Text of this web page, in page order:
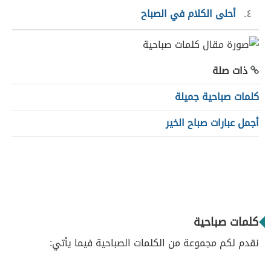
٤ أحلى الكلام في الصباح
ذات صلة
كلمات صباحية جميلة
أجمل عبارات صباح الخير
كلمات صباحية
نقدم لكم مجموعة من الكلمات الصباحية فيما يأتي: